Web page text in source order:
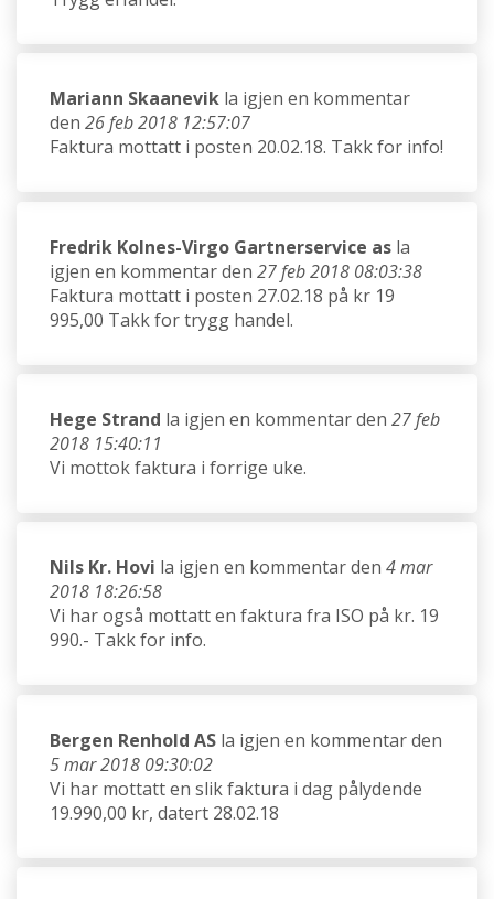
Mariann Skaanevik la igjen en kommentar
den 26 feb 2018 12:57:07
Faktura mottatt i posten 20.02.18. Takk for info!
Fredrik Kolnes-Virgo Gartnerservice as la
igjen en kommentar den 27 feb 2018 08:03:38
Faktura mottatt i posten 27.02.18 på kr 19
995,00 Takk for trygg handel.
Hege Strand la igjen en kommentar den 27 feb
2018 15:40:11
Vi mottok faktura i forrige uke.
Nils Kr. Hovi la igjen en kommentar den 4 mar
2018 18:26:58
Vi har også mottatt en faktura fra ISO på kr. 19
990.- Takk for info.
Bergen Renhold AS la igjen en kommentar den
5 mar 2018 09:30:02
Vi har mottatt en slik faktura i dag pålydende
19.990,00 kr, datert 28.02.18